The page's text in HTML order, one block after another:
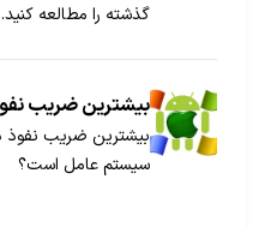
گذشته را مطالعه کنید.
بیشترین ضریب
بیشترین ضریب نفوذ
سیستم عامل است؟